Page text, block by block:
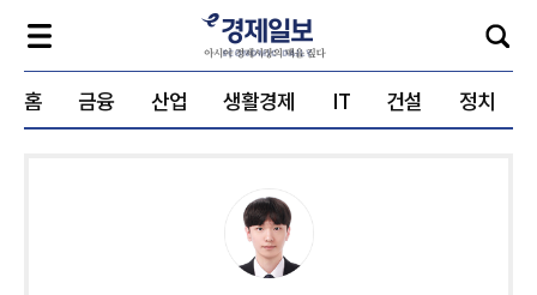
홈 금융 산업 생활경제 IT 건설 정치